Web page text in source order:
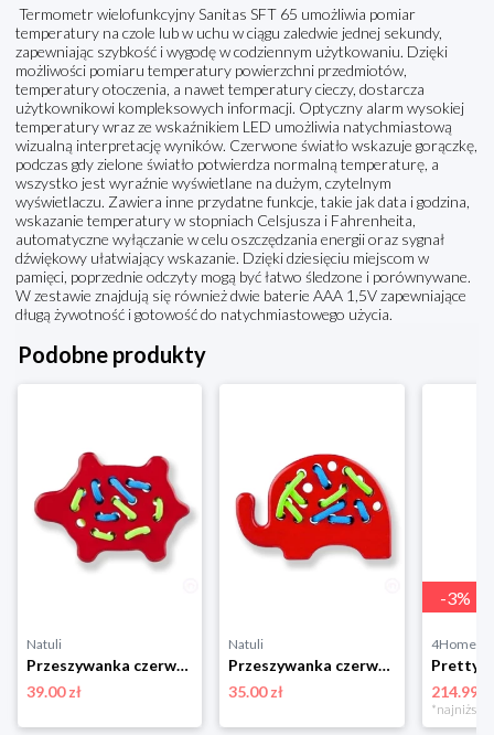
Termometr wielofunkcyjny Sanitas SFT 65 umożliwia pomiar
temperatury na czole lub w uchu w ciągu zaledwie jednej sekundy,
zapewniając szybkość i wygodę w codziennym użytkowaniu. Dzięki
możliwości pomiaru temperatury powierzchni przedmiotów,
temperatury otoczenia, a nawet temperatury cieczy, dostarcza
użytkownikowi kompleksowych informacji. Optyczny alarm wysokiej
temperatury wraz ze wskaźnikiem LED umożliwia natychmiastową
wizualną interpretację wyników. Czerwone światło wskazuje gorączkę,
podczas gdy zielone światło potwierdza normalną temperaturę, a
wszystko jest wyraźnie wyświetlane na dużym, czytelnym
wyświetlaczu. Zawiera inne przydatne funkcje, takie jak data i godzina,
wskazanie temperatury w stopniach Celsjusza i Fahrenheita,
automatyczne wyłączanie w celu oszczędzania energii oraz sygnał
dźwiękowy ułatwiający wskazanie. Dzięki dziesięciu miejscom w
pamięci, poprzednie odczyty mogą być łatwo śledzone i porównywane.
W zestawie znajdują się również dwie baterie AAA 1,5V zapewniające
długą żywotność i gotowość do natychmiastowego użycia.
Podobne produkty
Natuli
Przeszywanka czerwony żółw Lobito
39.00 zł
Natuli
Przeszywanka czerwony słoń Lobito
35.00 zł
-3%
4Home
214.99 zł